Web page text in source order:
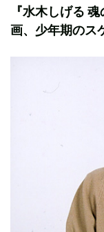
『水木しげる
画、少年期のス